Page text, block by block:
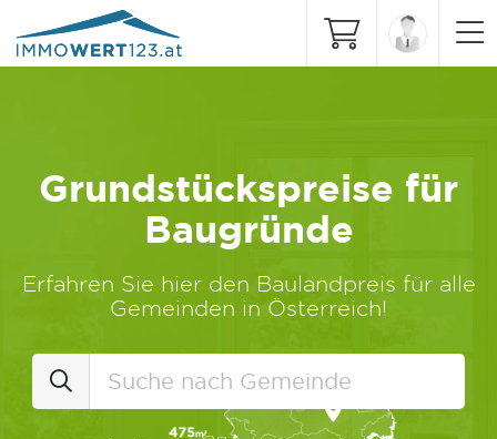
Grundstückspreise für
Baugründe
Erfahren Sie hier den Baulandpreis für alle
Gemeinden in Österreich!